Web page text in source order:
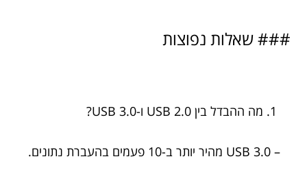
### שאלות נפוצות
מה ההבדל בין USB 2.0 ו-USB 3.0?
– USB 3.0 מהיר יותר ב-10 פעמים בהעברת נתונים.